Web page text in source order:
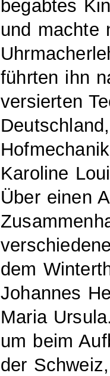
begabtes
und machte
führten ihn
versierten
Karoline
Über einen
dem
Johannes
Maria
um beim
der